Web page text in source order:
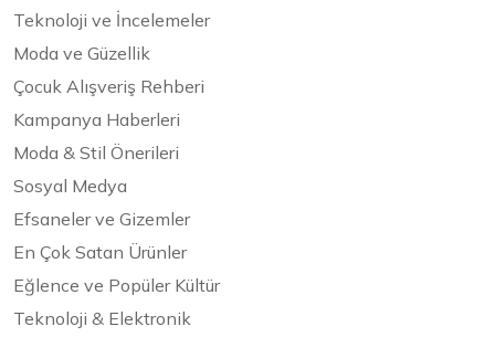
Teknoloji ve İncelemeler
Moda ve Güzellik
Çocuk Alışveriş Rehberi
Kampanya Haberleri
Moda & Stil Önerileri
Sosyal Medya
Efsaneler ve Gizemler
En Çok Satan Ürünler
Eğlence ve Popüler Kültür
Teknoloji & Elektronik